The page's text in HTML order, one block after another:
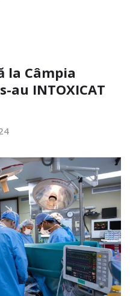
la Câmpia
au INTOXICAT